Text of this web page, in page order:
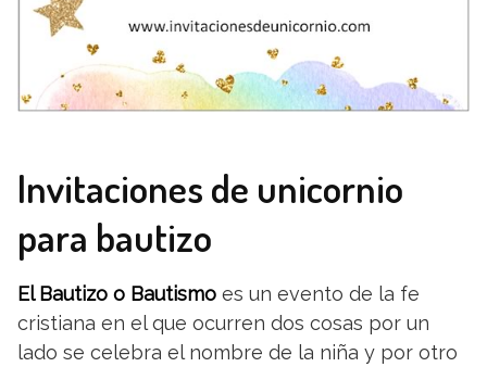
Invitaciones de unicornio
para bautizo
El Bautizo o Bautismo es un evento de la fe
cristiana en el que ocurren dos cosas por un
lado se celebra el nombre de la niña y por otro